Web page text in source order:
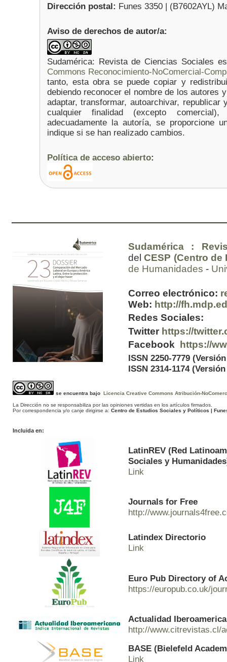
Dirección postal: Funes 3350 | (B7602AYL)
Aviso de derechos de autor/a:
Sudamérica: Revista de Ciencias Sociales
Commons Reconocimiento-NoComercial-
tanto, esta obra se puede copiar y
debiendo reconocer el nombre de los autores
adaptar, transformar, autoarchivar,
cualquier finalidad (excepto
adecuadamente la autoría, se proporcione
indique si se han realizado cambios.
Política de acceso abierto:
Sudamérica :
delCESP (Centro
de Humanidades -
Correo electrónico:
Web: http://
Redes Sociales:
Twitterhttps://
Facebook
https://
ISSN 2250-7779
ISSN 2314-1174
se encuentra bajo Licencia Creative Commons Atribución-
La Dirección no se responsabiliza por las opiniones vertidas en los artículos firmados.
Por correspondencia y/o canje dirigirse a: Centro de Estudios Sociales y Políticos |
Incluida en:
LatinREV (Red
Sociales y
Link
Journals for Free
http://
Latindex Directorio
Link
Euro Pub Directory of
https://europub.co.uk/
Actualidad
http://www.citrevistas.cl/
BASE (Bielefeld
Link